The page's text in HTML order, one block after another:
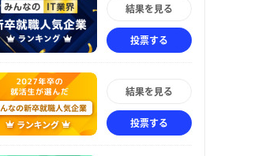
結果を見る
投票する
結果を見る
投票する